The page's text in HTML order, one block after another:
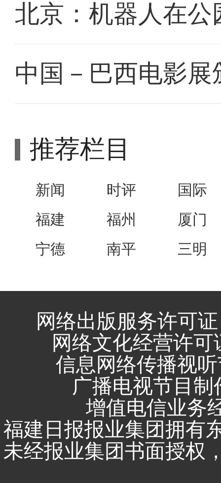
北京：机器人在公
中国－巴西电影
推荐栏目
新闻 时评
国际
福建
福州
厦门
宁德
南平 三明
网络出版服务许可
网络文化经营许可
信息网络传播视
广播电视节目
增值电信业务
福建日报报业集团拥有
未经报业集团书面授权